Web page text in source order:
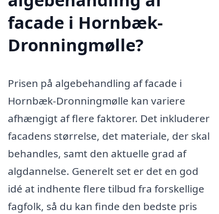
facade i Hornbæk-
Dronningmølle?
Prisen på algebehandling af facade i
Hornbæk-Dronningmølle kan variere
afhængigt af flere faktorer. Det inkluderer
facadens størrelse, det materiale, der skal
behandles, samt den aktuelle grad af
algdannelse. Generelt set er det en god
idé at indhente flere tilbud fra forskellige
fagfolk, så du kan finde den bedste pris